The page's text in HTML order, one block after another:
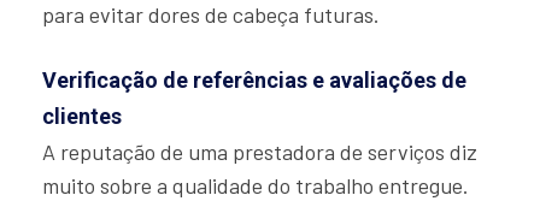
para evitar dores de cabeça futuras.
Verificação de referências e avaliações de
clientes
A reputação de uma prestadora de serviços diz
muito sobre a qualidade do trabalho entregue.